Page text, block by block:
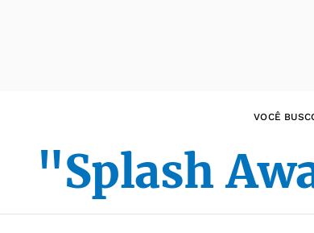
VOCÊ
"Splash